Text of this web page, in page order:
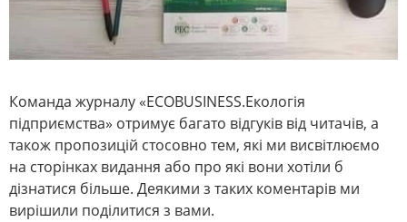
Команда журналу «ECOBUSINESS.Екологія
підприємства» отримує багато відгуків від читачів, а
також пропозицій стосовно тем, які ми висвітлюємо
на сторінках видання або про які вони хотіли б
дізнатися більше. Деякими з таких коментарів ми
вирішили поділитися з вами.